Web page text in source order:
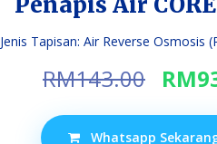
Jenis Tapisan: Air Reverse Osmosis
RM143.00
was:
RM
Whatsapp